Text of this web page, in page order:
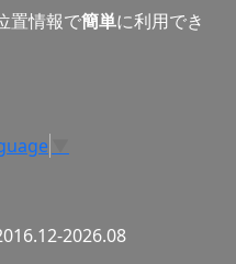
置情報で簡単に利用でき
2026.08